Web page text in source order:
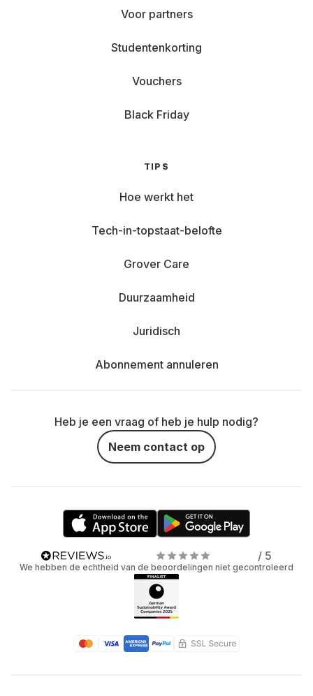
Voor partners
Studentenkorting
Vouchers
Black Friday
TIPS
Hoe werkt het
Tech-in-topstaat-belofte
Grover Care
Duurzaamheid
Juridisch
Abonnement annuleren
Heb je een vraag of heb je hulp nodig?
Neem contact op
/ 5
We hebben de echtheid van de beoordelingen niet gecontroleerd